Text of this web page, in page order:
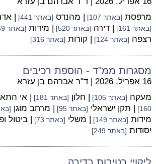
מרפסת [באתר 107] | מהנדס [באתר 441] |
[באתר 161] | דירה [באתר 520] | מידות [באתר 149]
רצפה [באתר 124] | קורות [באתר 316]
מסגרות ממ"ד - הוספת רכיבים
16 אפריל, 2026 | ד"ר אברהם בן עזרא
מעקה [באתר 105] | חלון [באתר 181] | אי
160]
| תקן ישראלי [באתר 95] | מרחב מוגן
מידות [באתר 149] | משלי [באתר 73] | ביטול
יסודות [באתר 249]